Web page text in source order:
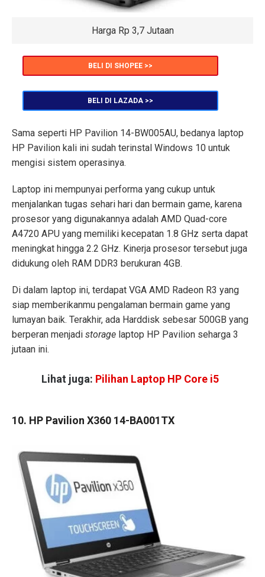
Harga Rp 3,7 Jutaan
BELI DI SHOPEE >>
BELI DI LAZADA >>
Sama seperti HP Pavilion 14-BW005AU, bedanya laptop
HP Pavilion kali ini sudah terinstal Windows 10 untuk
mengisi sistem operasinya.
Laptop ini mempunyai performa yang cukup untuk
menjalankan tugas sehari hari dan bermain game, karena
prosesor yang digunakannya adalah AMD Quad-core
A4720 APU yang memiliki kecepatan 1.8 GHz serta dapat
meningkat hingga 2.2 GHz. Kinerja prosesor tersebut juga
didukung oleh RAM DDR3 berukuran 4GB.
Di dalam laptop ini, terdapat VGA AMD Radeon R3 yang
siap memberikanmu pengalaman bermain game yang
lumayan baik. Terakhir, ada Harddisk sebesar 500GB yang
berperan menjadi storage laptop HP Pavilion seharga 3
jutaan ini.
Lihat juga: Pilihan Laptop HP Core i5
10. HP Pavilion X360 14-BA001TX